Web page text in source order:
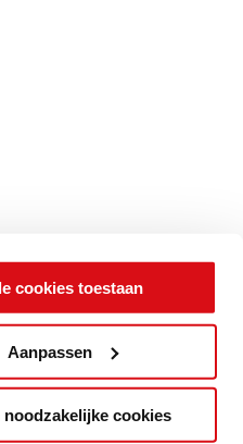
cookies toestaan
Aanpassen
noodzakelijke cookies